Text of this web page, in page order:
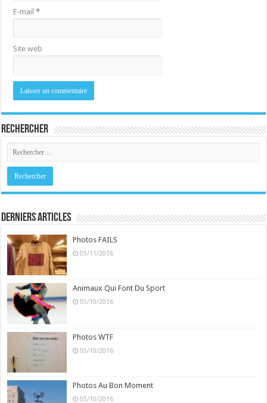
E-mail*
Site web
Rechercher
Derniers Articles
Photos FAILS
05/11/2016
Animaux Qui Font Du Sport
05/10/2016
Photos WTF
05/10/2016
Photos Au Bon Moment
05/10/2016